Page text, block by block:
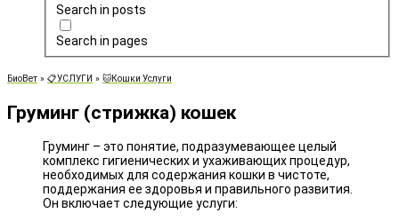
Search in posts
Search in pages
БиоВет » 📋УСЛУГИ » 🐱Кошки Услуги
Груминг (стрижка) кошек
Груминг – это понятие, подразумевающее целый
комплекс гигиенических и ухаживающих процедур,
необходимых для содержания кошки в чистоте,
поддержания ее здоровья и правильного развития.
Он включает следующие услуги: